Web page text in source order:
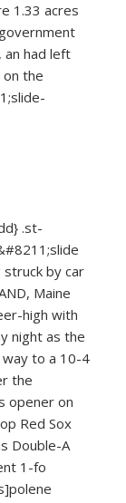
1.33 acres
an had left
the
.st-
by car
Maine
high with
night as the
way to a 10-4
the
opener on
Red Sox
Double-A
1-fo